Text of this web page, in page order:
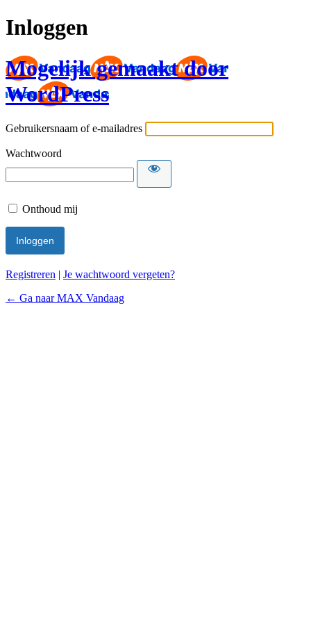
Inloggen
Mogelijk gemaakt door
WordPress
Gebruikersnaam of e-mailadres
Wachtwoord
Onthoud mij
Registreren | Je wachtwoord vergeten?
← Ga naar MAX Vandaag